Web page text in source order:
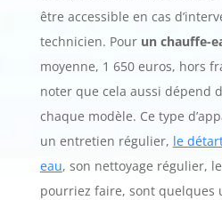
être accessible en cas
technicien. Pourun chauffe-
moyenne, 1 650 euros, hors
noter que cela aussi dépend
chaque modèle. Ce type
un entretien régulier, le
eau, son nettoyage régulier,
pourriez faire, sont quelques